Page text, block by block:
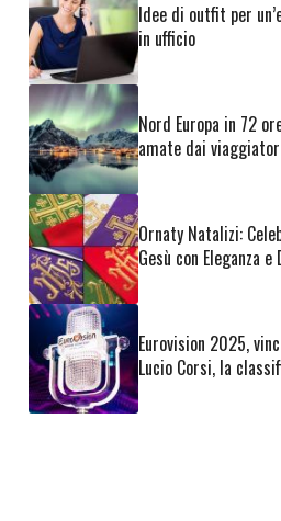
Idee di outfit per
in ufficio
Nord Europa in 72
amate dai
Ornaty Natalizi:
Gesù con Eleganza e
Eurovision 2025,
Lucio Corsi, la